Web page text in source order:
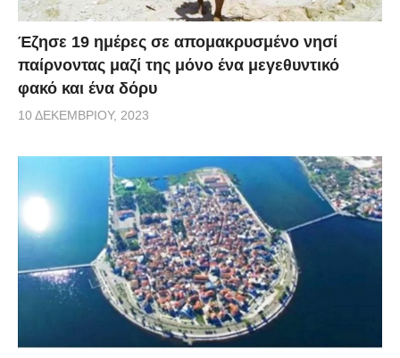
Έζησε 19 ημέρες σε απομακρυσμένο νησί
παίρνοντας μαζί της μόνο ένα μεγεθυντικό
φακό και ένα δόρυ
10 ΔΕΚΕΜΒΡΊΟΥ, 2023